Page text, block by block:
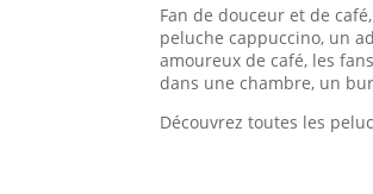
Fan de douceur et de
peluche cappuccino, un
amoureux de café, les
dans une chambre, un
Découvrez toutes les